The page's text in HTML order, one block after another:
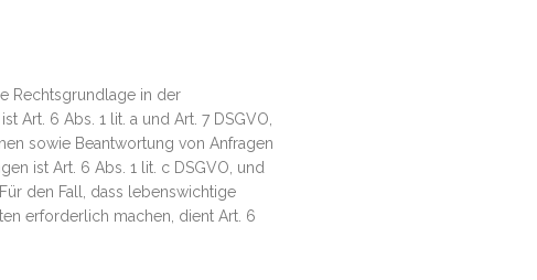
Rechtsgrundlage in der
6 Abs. 1 lit. a und Art. 7 DSGVO,
sowie Beantwortung von Anfragen
ist Art. 6 Abs. 1 lit. c DSGVO, und
den Fall, dass lebenswichtige
erforderlich machen, dient Art. 6